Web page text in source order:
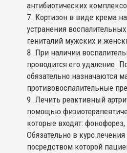
антибиотических
Кортизон в виде крема
устранения
гениталий мужских и
При наличии
проводится его удаление.
обязательно назначаются
противовоспалительные
Лечить реактивный
помощью
которые входят: фонофорез,
Обязательно в курс
посредством которой